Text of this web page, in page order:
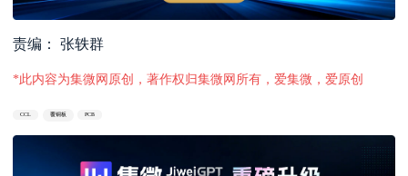
责编： 张轶群
*此内容为集微网原创，著作权归集微网所有，爱集微，爱原创
CCL 覆铜板 PCB